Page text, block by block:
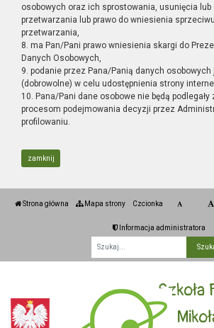
osobowych oraz ich sprostowania, usunięcia
przetwarzania lub prawo do wniesienia
przetwarzania,
8. ma Pan/Pani prawo wniesienia skargi do
Danych Osobowych,
9. podanie przez Pana/Panią danych
(dobrowolne) w celu udostępnienia strony
10. Pana/Pani dane osobowe nie będą
procesom podejmowania decyzji przez
profilowaniu.
zamknij
Strona główna Mapa strony Czcionka
Informacja administratora
im.